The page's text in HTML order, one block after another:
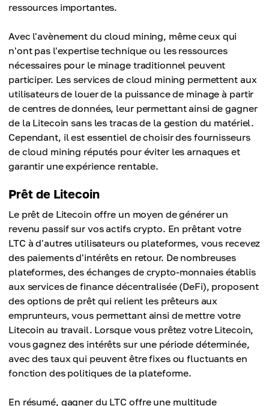
ressources importantes.
Avec l'avènement du cloud mining, même ceux qui
n'ont pas l'expertise technique ou les ressources
nécessaires pour le minage traditionnel peuvent
participer. Les services de cloud mining permettent aux
utilisateurs de louer de la puissance de minage à partir
de centres de données, leur permettant ainsi de gagner
de la Litecoin sans les tracas de la gestion du matériel.
Cependant, il est essentiel de choisir des fournisseurs
de cloud mining réputés pour éviter les arnaques et
garantir une expérience rentable.
Prêt de Litecoin
Le prêt de Litecoin offre un moyen de générer un
revenu passif sur vos actifs crypto. En prêtant votre
LTC à d'autres utilisateurs ou plateformes, vous recevez
des paiements d'intérêts en retour. De nombreuses
plateformes, des échanges de crypto-monnaies établis
aux services de finance décentralisée (DeFi), proposent
des options de prêt qui relient les prêteurs aux
emprunteurs, vous permettant ainsi de mettre votre
Litecoin au travail. Lorsque vous prêtez votre Litecoin,
vous gagnez des intérêts sur une période déterminée,
avec des taux qui peuvent être fixes ou fluctuants en
fonction des politiques de la plateforme.
En résumé, gagner du LTC offre une multitude